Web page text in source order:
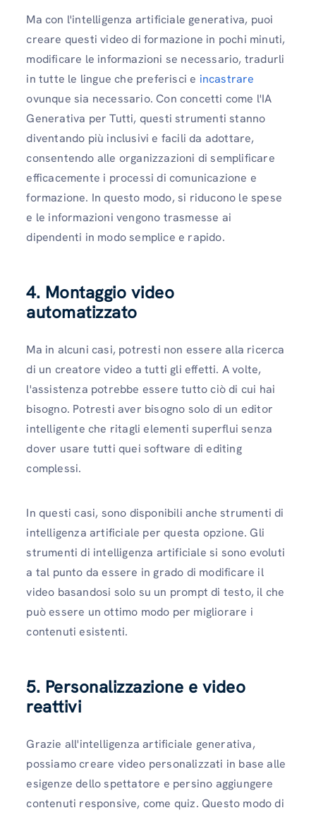
Ma con l'intelligenza artificiale generativa, puoi
creare questi video di formazione in pochi minuti,
modificare le informazioni se necessario, tradurli
in tutte le lingue che preferisci e incastrare
ovunque sia necessario. Con concetti come l'IA
Generativa per Tutti, questi strumenti stanno
diventando più inclusivi e facili da adottare,
consentendo alle organizzazioni di semplificare
efficacemente i processi di comunicazione e
formazione. In questo modo, si riducono le spese
e le informazioni vengono trasmesse ai
dipendenti in modo semplice e rapido.
4. Montaggio video
automatizzato
Ma in alcuni casi, potresti non essere alla ricerca
di un creatore video a tutti gli effetti. A volte,
l'assistenza potrebbe essere tutto ciò di cui hai
bisogno. Potresti aver bisogno solo di un editor
intelligente che ritagli elementi superflui senza
dover usare tutti quei software di editing
complessi.
In questi casi, sono disponibili anche strumenti di
intelligenza artificiale per questa opzione. Gli
strumenti di intelligenza artificiale si sono evoluti
a tal punto da essere in grado di modificare il
video basandosi solo su un prompt di testo, il che
può essere un ottimo modo per migliorare i
contenuti esistenti.
5. Personalizzazione e video
reattivi
Grazie all'intelligenza artificiale generativa,
possiamo creare video personalizzati in base alle
esigenze dello spettatore e persino aggiungere
contenuti responsive, come quiz. Questo modo di